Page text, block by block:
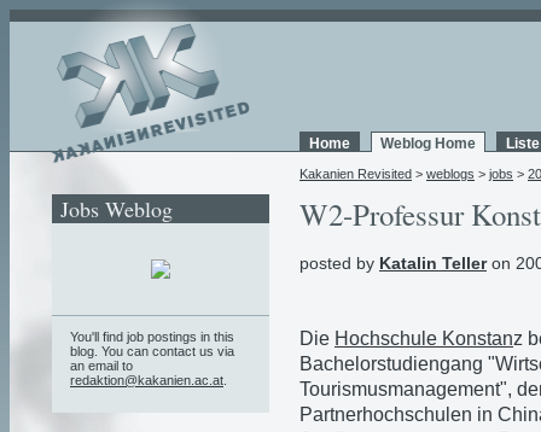
Home Weblog Home
Kakanien Revisited > weblogs > jobs >
W2-Professur
posted by Katalin Telleron
Die Hochschule Konstanz
Bachelorstudiengang
Tourismusmanagement",
Partnerhochschulen in
Jobs Weblog
You'll find job postings in this
blog. You can contact us via
an email to
redaktion@kakanien.ac.at